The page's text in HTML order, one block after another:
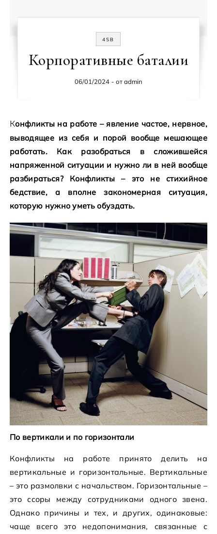
4SB
Корпоративные баталии
06/01/2024 - отadmin
Конфликты на работе – явление частое, нервное,
выводящее из себя и порой вообще мешающее
работать. Как разобраться в сложившейся
напряженной ситуации и нужно ли в ней вообще
разбираться? Конфликты – это не стихийное
бедствие, а вполне закономерная ситуация,
которую нужно уметь обуздать.
По вертикали и по горизонтали
Конфликты на работе принято делить на
вертикальные и горизонтальные. Вертикальные
– это размолвки с начальством. Горизонтальные –
это ссоры между сотрудниками одного звена.
Однако причины и тех, и других, одинаковые:
чаще всего это недопонимания, связанные с